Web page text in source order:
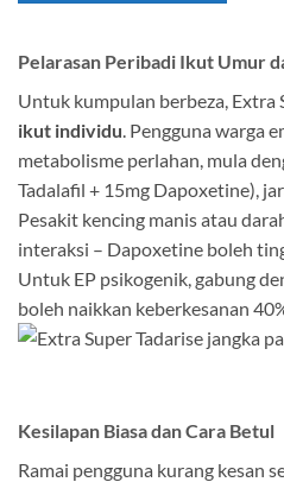
Pelarasan Peribadi Ikut Umur
Untuk kumpulan berbeza, Extra
ikut individu. Pengguna warga
metabolisme perlahan, mula
Tadalafil + 15mg Dapoxetine),
Pesakit kencing manis atau
interaksi – Dapoxetine boleh
Untuk EP psikogenik, gabung
boleh naikkan keberkesanan
Kesilapan Biasa dan Cara Betul
Ramai pengguna kurang kesan